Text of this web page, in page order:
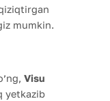
mumkin.
Visu
yetkazib